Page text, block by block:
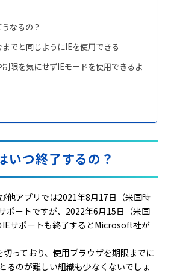
なるの？
でと同じようにIEを使用できる
制限を気にせずIEモードを使用できるよ
いつ終了するの？
他アプリでは2021年8月17日（米国時
ポートですが、2022年6月15日（米国
サポートも終了するとMicrosoft社が
っており、使用ブラウザを期限までに
るのが難しい組織も少なくないでしょ